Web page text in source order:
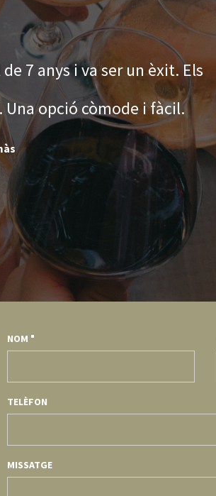
7 anys i va ser un èxit. Els
Una opció còmode i fàcil.
NOM
TELÈFON
MISSATGE